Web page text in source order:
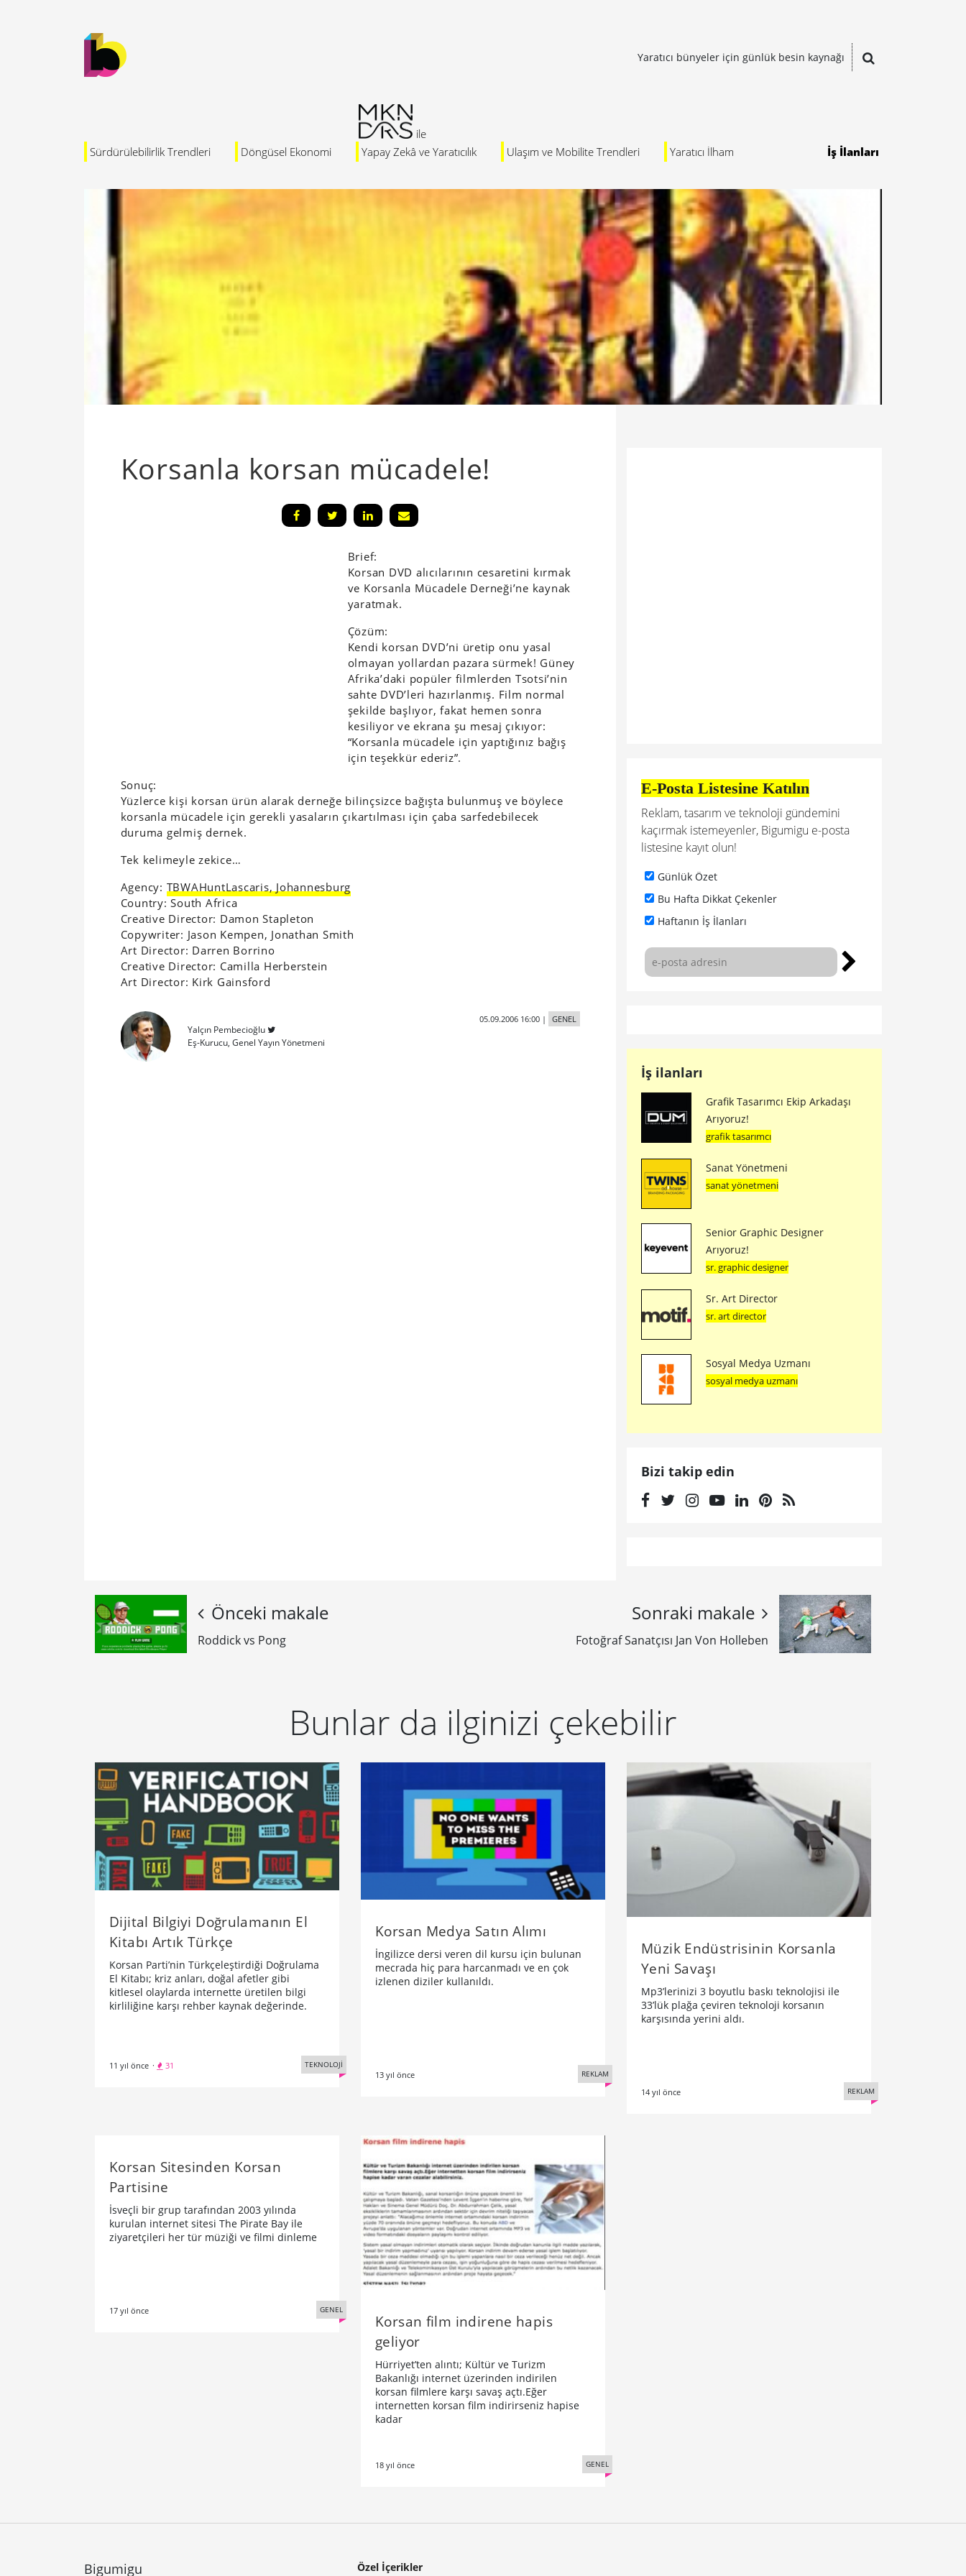
Yaratıcı bünyeler için günlük besin kaynağı
Sürdürülebilirlik Trendleri Döngüsel Ekonomi Yapay Zekâ ve Yaratıcılık Ulaşım ve Mobilite Trendleri Yaratıcı İlham İş İlanları
Korsanla korsan mücadele!
Brief:
Korsan DVD alıcılarının cesaretini kırmak
ve Korsanla Mücadele Derneği’ne kaynak
yaratmak.
Çözüm:
Kendi korsan DVD’ni üretip onu yasal
olmayan yollardan pazara sürmek! Güney
Afrika’daki popüler filmlerden Tsotsi’nin
sahte DVD’leri hazırlanmış. Film normal
şekilde başlıyor, fakat hemen sonra
kesiliyor ve ekrana şu mesaj çıkıyor:
“Korsanla mücadele için yaptığınız bağış
için teşekkür ederiz”.
Sonuç:
Yüzlerce kişi korsan ürün alarak derneğe bilinçsizce bağışta bulunmuş ve böylece
korsanla mücadele için gerekli yasaların çıkartılması için çaba sarfedebilecek
duruma gelmiş dernek.
Tek kelimeyle zekice…
Agency: TBWAHuntLascaris, Johannesburg
Country: South Africa
Creative Director: Damon Stapleton
Copywriter: Jason Kempen, Jonathan Smith
Art Director: Darren Borrino
Creative Director: Camilla Herberstein
Art Director: Kirk Gainsford
Yalçın Pembecioğlu
Eş-Kurucu, Genel Yayın Yönetmeni
05.09.2006 16:00| GENEL
E-Posta Listesine Katılın
Reklam, tasarım ve teknoloji gündemini
kaçırmak istemeyenler, Bigumigu e-posta
listesine kayıt olun!
Günlük Özet
Bu Hafta Dikkat Çekenler
Haftanın İş İlanları
İş ilanları
Grafik Tasarımcı Ekip Arkadaşı
Arıyoruz!
grafik tasarımcı
Sanat Yönetmeni
sanat yönetmeni
Senior Graphic Designer
Arıyoruz!
sr. graphic designer
Sr. Art Director
sr. art director
Sosyal Medya Uzmanı
sosyal medya uzmanı
Bizi takip edin
Önceki makale
Roddick vs Pong
Sonraki makale
Fotoğraf Sanatçısı Jan Von Holleben
Bunlar da ilginizi çekebilir
Dijital Bilgiyi Doğrulamanın El
Kitabı Artık Türkçe
Korsan Parti’nin Türkçeleştirdiği Doğrulama
El Kitabı; kriz anları, doğal afetler gibi
kitlesel olaylarda internette üretilen bilgi
kirliliğine karşı rehber kaynak değerinde.
11 yıl önce · 31 TEKNOLOJİ
Korsan Medya Satın Alımı
İngilizce dersi veren dil kursu için bulunan
mecrada hiç para harcanmadı ve en çok
izlenen diziler kullanıldı.
13 yıl önce REKLAM
Müzik Endüstrisinin Korsanla
Yeni Savaşı
Mp3’lerinizi 3 boyutlu baskı teknolojisi ile
33’lük plağa çeviren teknoloji korsanın
karşısında yerini aldı.
14 yıl önce REKLAM
Korsan Sitesinden Korsan
Partisine
İsveçli bir grup tarafından 2003 yılında
kurulan internet sitesi The Pirate Bay ile
ziyaretçileri her tür müziği ve filmi dinleme
17 yıl önce GENEL
Korsan film indirene hapis
geliyor
Hürriyet’ten alıntı; Kültür ve Turizm
Bakanlığı internet üzerinden indirilen
korsan filmlere karşı savaş açtı.Eğer
internetten korsan film indirirseniz hapise
kadar
18 yıl önce GENEL
Bigumigu
Özel İçerikler